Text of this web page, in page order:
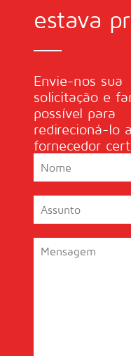
estava
Envie-nos sua
solicitação e
possível para
redirecioná-lo
fornecedor